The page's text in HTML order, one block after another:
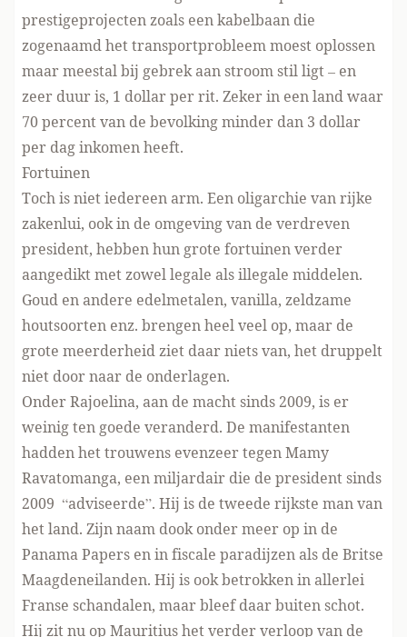
prestigeprojecten zoals een kabelbaan die
zogenaamd het transportprobleem moest oplossen
maar meestal bij gebrek aan stroom stil ligt – en
zeer duur is, 1 dollar per rit. Zeker in een land waar
70 percent van de bevolking minder dan 3 dollar
per dag inkomen heeft.
Fortuinen
Toch is niet iedereen arm. Een oligarchie van rijke
zakenlui, ook in de omgeving van de verdreven
president, hebben hun grote fortuinen verder
aangedikt met zowel legale als illegale middelen.
Goud en andere edelmetalen, vanilla, zeldzame
houtsoorten enz. brengen heel veel op, maar de
grote meerderheid ziet daar niets van, het druppelt
niet door naar de onderlagen.
Onder Rajoelina, aan de macht sinds 2009, is er
weinig ten goede veranderd. De manifestanten
hadden het trouwens evenzeer tegen Mamy
Ravatomanga, een miljardair die de president sinds
2009 “adviseerde”. Hij is de tweede rijkste man van
het land. Zijn naam dook onder meer op in de
Panama Papers en in fiscale paradijzen als de Britse
Maagdeneilanden. Hij is ook betrokken in allerlei
Franse schandalen, maar bleef daar buiten schot.
Hij zit nu op Mauritius het verder verloop van de